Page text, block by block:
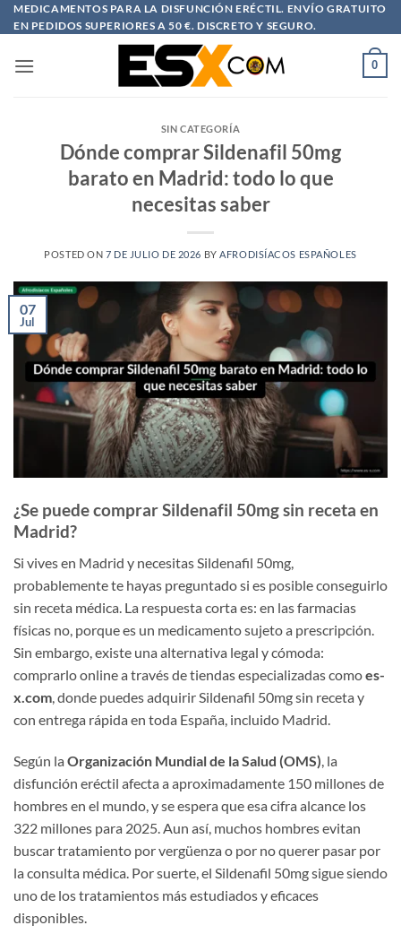
Saltar
al
MEDICAMENTOS PARA LA DISFUNCIÓN ERÉCTIL. ENVÍO GRATUITO
EN PEDIDOS SUPERIORES A 50 €. DISCRETO Y SEGURO.
0
SIN CATEGORÍA
Dónde comprar Sildenafil 50mg
barato en Madrid: todo lo que
necesitas saber
POSTED ON 7 DE JULIO DE 2026 BY AFRODISÍACOS ESPAÑOLES
07
Jul
¿Se puede comprar Sildenafil 50mg sin receta en
Madrid?
Si vives en Madrid y necesitas Sildenafil 50mg,
probablemente te hayas preguntado si es posible conseguirlo
sin receta médica. La respuesta corta es: en las farmacias
físicas no, porque es un medicamento sujeto a prescripción.
Sin embargo, existe una alternativa legal y cómoda:
comprarlo online a través de tiendas especializadas comoes-
x.com, donde puedes adquirir Sildenafil 50mg sin receta y
con entrega rápida en toda España, incluido Madrid.
Según la Organización Mundial de la Salud (OMS) , la
disfunción eréctil afecta a aproximadamente 150 millones de
hombres en el mundo, y se espera que esa cifra alcance los
322 millones para 2025. Aun así, muchos hombres evitan
buscar tratamiento por vergüenza o por no querer pasar por
la consulta médica. Por suerte, el Sildenafil 50mg sigue siendo
uno de los tratamientos más estudiados y eficaces
disponibles.